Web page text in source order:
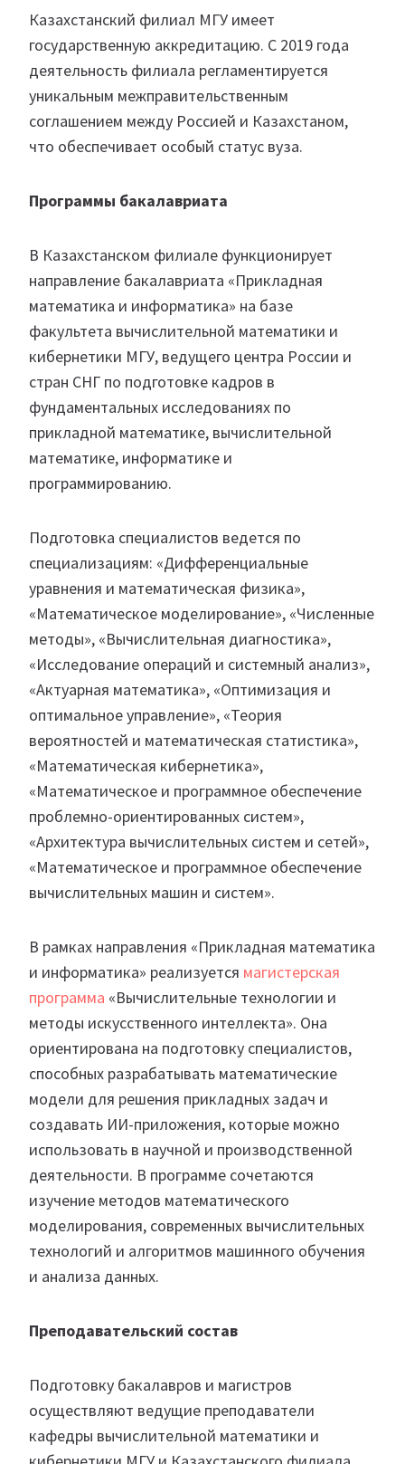
Казахстанский филиал МГУ имеет
государственную аккредитацию. С 2019 года
деятельность филиала регламентируется
уникальным межправительственным
соглашением между Россией и Казахстаном,
что обеспечивает особый статус вуза.
Программы бакалавриата
В Казахстанском филиале функционирует
направление бакалавриата «Прикладная
математика и информатика» на базе
факультета вычислительной математики и
кибернетики МГУ, ведущего центра России и
стран СНГ по подготовке кадров в
фундаментальных исследованиях по
прикладной математике, вычислительной
математике, информатике и
программированию.
Подготовка специалистов ведется по
специализациям: «Дифференциальные
уравнения и математическая физика»,
«Математическое моделирование», «Численные
методы», «Вычислительная диагностика»,
«Исследование операций и системный анализ»,
«Актуарная математика», «Оптимизация и
оптимальное управление», «Теория
вероятностей и математическая статистика»,
«Математическая кибернетика»,
«Математическое и программное обеспечение
проблемно-ориентированных систем»,
«Архитектура вычислительных систем и сетей»,
«Математическое и программное обеспечение
вычислительных машин и систем».
В рамках направления «Прикладная математика
и информатика» реализуется магистерская
программа «Вычислительные технологии и
методы искусственного интеллекта». Она
ориентирована на подготовку специалистов,
способных разрабатывать математические
модели для решения прикладных задач и
создавать ИИ-приложения, которые можно
использовать в научной и производственной
деятельности. В программе сочетаются
изучение методов математического
моделирования, современных вычислительных
технологий и алгоритмов машинного обучения
и анализа данных.
Преподавательский состав
Подготовку бакалавров и магистров
осуществляют ведущие преподаватели
кафедры вычислительной математики и